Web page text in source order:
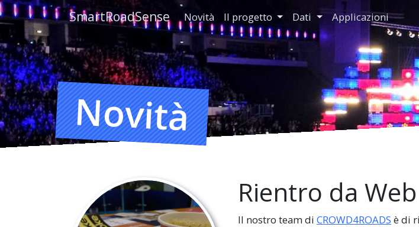
SmartRoadSense Novità Il progetto Dati Applicazioni
Novità
Rientro da
Il nostro team di CROWD4ROADS è di